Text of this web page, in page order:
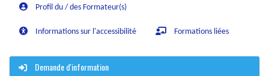
Profil du / des Formateur(s)
Informations sur l'accessibilité Formations liées
Demande d'information